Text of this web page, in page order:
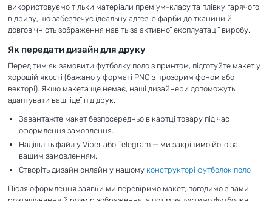
використовуємо тільки матеріали преміум-класу та плівку гарячого
відриву, що забезпечує ідеальну адгезію фарби до тканини й
довговічність зображення навіть за активної експлуатації виробу.
Як передати дизайн для друку
Перед тим як замовити футболку поло з принтом, підготуйте макет у
хорошій якості (бажано у форматі PNG з прозорим фоном або
векторі). Якщо макета ще немає, наші дизайнери допоможуть
адаптувати ваші ідеї під друк.
Завантажте макет безпосередньо в картці товару під час
оформлення замовлення.
Надішліть файл у Viber або Telegram — ми закріпимо його за
вашим замовленням.
Створіть дизайн онлайн у нашому конструкторі футболок поло
Після оформлення заявки ми перевіримо макет, погодимо з вами